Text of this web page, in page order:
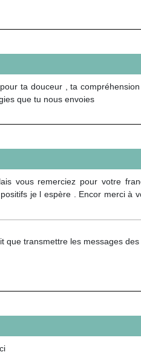
ta douceur , ta
que tu nous envoies
vous remerciez pour votre
je l espère . Encor merci à
que transmettre les messages